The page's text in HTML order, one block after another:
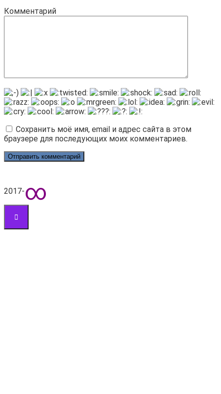
Комментарий
Сохранить моё имя, email и адрес сайта в этом
браузере для последующих моих комментариев.
2017-∞